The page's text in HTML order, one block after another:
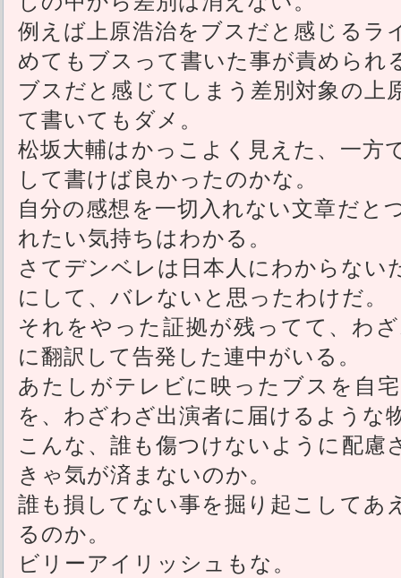
例えば上原浩治をブスだと感じるラ
めてもブスって書いた事が責められ
ブスだと感じてしまう差別対象の上
て書いてもダメ。
松坂大輔はかっこよく見えた、一方
して書けば良かったのかな。
自分の感想を一切入れない文章だと
れたい気持ちはわかる。
さてデンベレは日本人にわからない
にして、バレないと思ったわけだ。
それをやった証拠が残ってて、わ
に翻訳して告発した連中がいる。
あたしがテレビに映ったブスを自
を、わざわざ出演者に届けるような
こんな、誰も傷つけないように配慮
きゃ気が済まないのか。
誰も損してない事を掘り起こしてあ
るのか。
ビリーアイリッシュもな。